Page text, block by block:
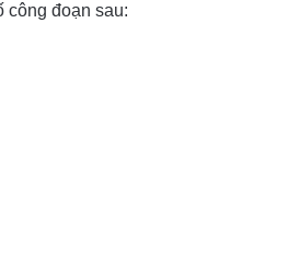
công đoạn sau: